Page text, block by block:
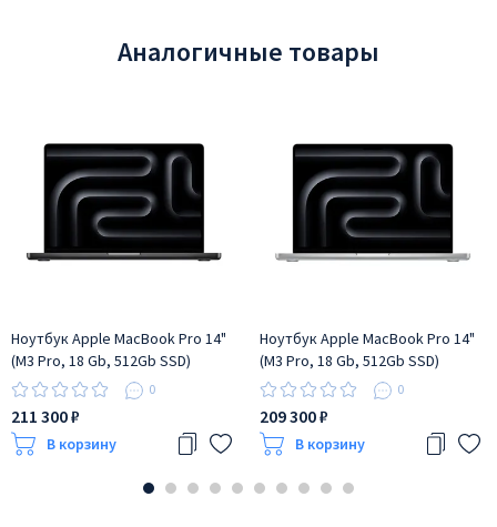
Аналогичные товары
Ноутбук Apple MacBook Pro 14"
(M3 Pro, 18 Gb, 512Gb SSD)
Чёрный космос (MRX33)
0
211 300 ₽
В корзину
Ноутбук Apple MacBook Pro 14"
(M3 Pro, 18 Gb, 512Gb SSD)
Серебристый (MRX63)
0
209 300 ₽
В корзину